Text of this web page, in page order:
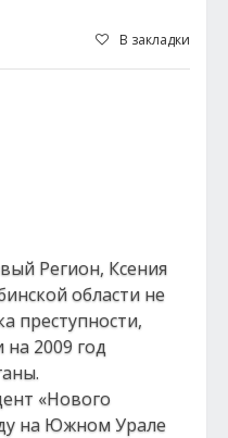
В закладки
Регион, Ксения
области не
преступности,
2009 год
«Нового
на Южном Урале